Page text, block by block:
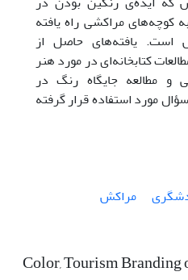
مراکشی راه یافته
یافته‌های حاصل از
کتابخانه‌ای در مورد هنر
و مطالعه جایگاه رنگ در
مورد استفاده قرار گرفته
مراکش
Color, Tourism